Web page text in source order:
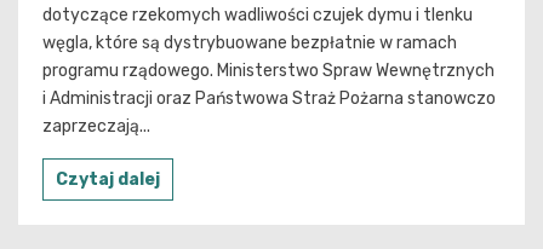
dotyczące rzekomych wadliwości czujek dymu i tlenku
węgla, które są dystrybuowane bezpłatnie w ramach
programu rządowego. Ministerstwo Spraw Wewnętrznych
i Administracji oraz Państwowa Straż Pożarna stanowczo
zaprzeczają...
Czytaj dalej